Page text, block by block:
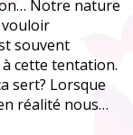
Notre nature
souvent
à cette tentation.
sert? Lorsque
réalité nous…